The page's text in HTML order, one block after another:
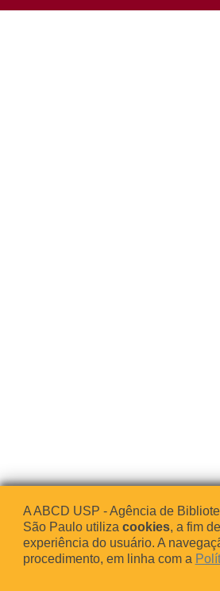
A ABCD USP - Agência de
São Paulo utiliza cookies, a fim
experiência do usuário. A
procedimento, em linha com a